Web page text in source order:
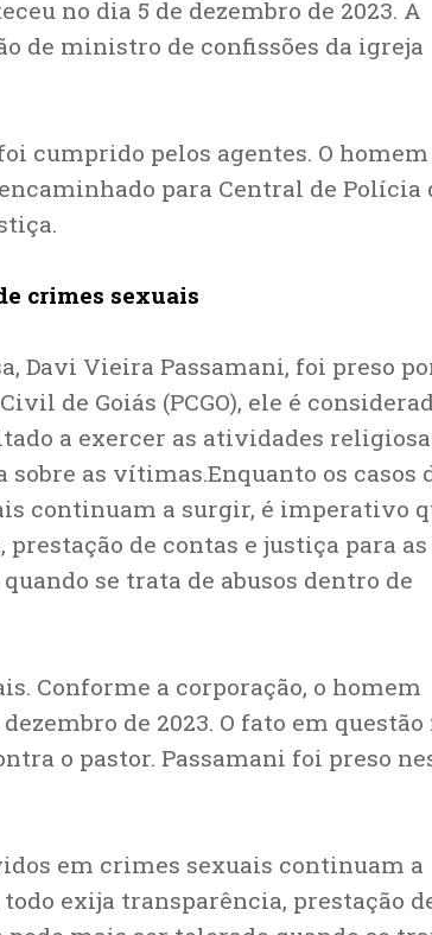
no dia 5 de dezembro de 2023. A
de ministro de confissões da igreja
cumprido pelos agentes. O homem
para Central de Polícia
crimes sexuais
Davi Vieira Passamani, foi preso
de Goiás (PCGO), ele é
a exercer as atividades
as vítimas.Enquanto os casos
continuam a surgir, é imperativo
de contas e justiça para as
se trata de abusos dentro de
Conforme a corporação, o homem
de 2023. O fato em questão
o pastor. Passamani foi preso
em crimes sexuais continuam a
exija transparência, prestação